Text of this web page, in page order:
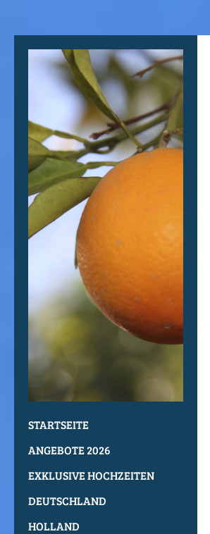
STARTSEITE
ANGEBOTE 2026
EXKLUSIVE HOCHZEITEN
DEUTSCHLAND
HOLLAND